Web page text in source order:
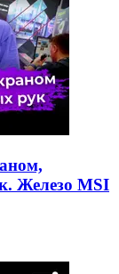
Железо MSI